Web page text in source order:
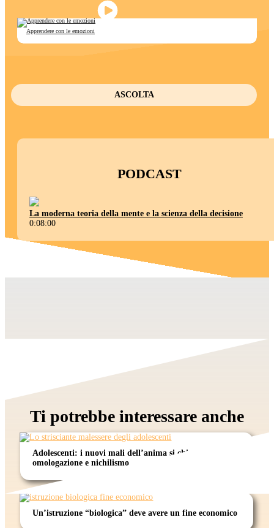
Apprendere con le emozioni
ASCOLTA
PODCAST
La moderna teoria della mente e la scienza della decisione
0:08:00
Ti potrebbe interessare anche
Adolescenti: i nuovi mali dell’anima si chiamano
omologazione e nichilismo
Un’istruzione “biologica” deve avere un fine economico